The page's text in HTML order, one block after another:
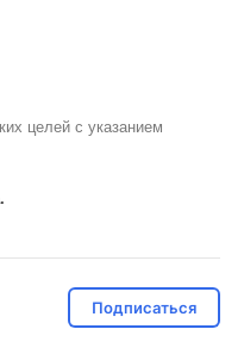
целей с указанием
Подписаться